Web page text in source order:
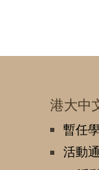
港大中
暫任
活動